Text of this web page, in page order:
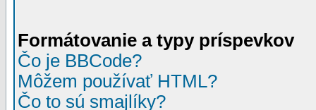
Formátovanie a typy príspevkov
Čo je BBCode?
Môžem používať HTML?
Čo to sú smajlíky?